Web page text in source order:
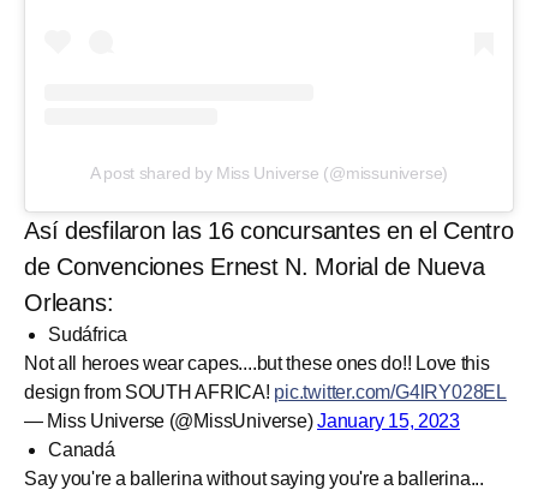
A post shared by Miss Universe (@missuniverse)
Así desfilaron las 16 concursantes en el Centro
de Convenciones Ernest N. Morial de Nueva
Orleans:
Sudáfrica
Not all heroes wear capes....but these ones do!! Love this
design from SOUTH AFRICA! pic.twitter.com/G4lRY028EL
— Miss Universe (@MissUniverse)January 15, 2023
Canadá
Say you're a ballerina without saying you're a ballerina...